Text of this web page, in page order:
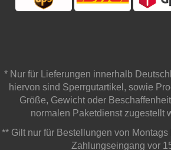
* Nur für Lieferungen innerhalb
hiervon sind Sperrgutartikel, sowie
Größe, Gewicht oder
normalen Paketdienst zugestellt
** Gilt nur für Bestellungen von
Zahlungseingang vor